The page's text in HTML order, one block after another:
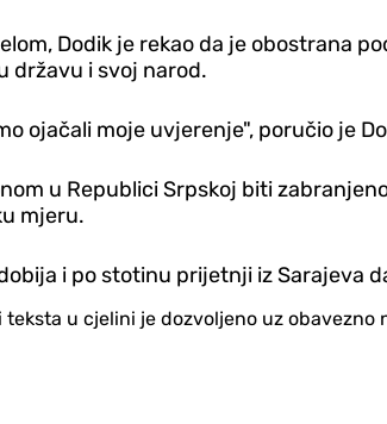
Dodik je rekao da je obostrana
državu i svoj narod.
ojačali moje uvjerenje", poručio je
u Republici Srpskoj biti
mjeru.
i po stotinu prijetnji iz Sarajeva
u cjelini je dozvoljeno uz